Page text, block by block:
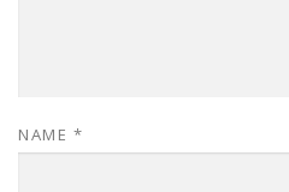
NAME *